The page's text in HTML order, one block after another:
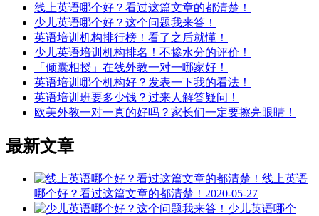
线上英语哪个好？看过这篇文章的都清楚！
少儿英语哪个好？这个问题我来答！
英语培训机构排行榜！看了之后就懂！
少儿英语培训机构排名！不掺水分的评价！
「倾囊相授」在线外教一对一哪家好！
英语培训哪个机构好？发表一下我的看法！
英语培训班要多少钱？过来人解答疑问！
欧美外教一对一真的好吗？家长们一定要擦亮眼睛！
最新文章
线上英语
哪个好？看过这篇文章的都清楚！ 2020-05-27
少儿英语哪个